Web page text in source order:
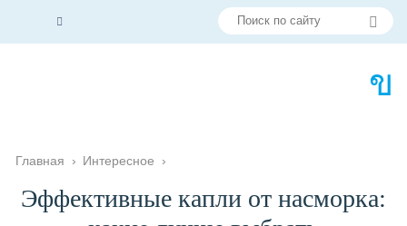
Главная › Интересное ›
Эффективные капли от наcморка: